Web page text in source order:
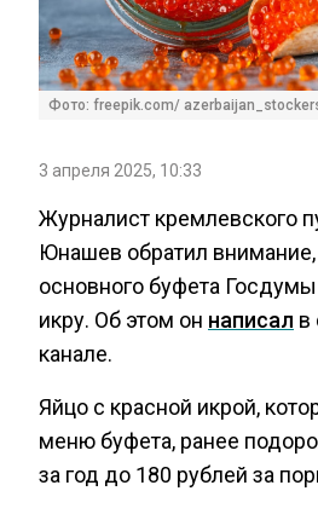
Фото: freepik.com/
3 апреля 2025, 10:33
Журналист кремлевского
Юнашев обратил
основного буфета
икру. Об этом он написал в
канале.
Яйцо с красной икрой,
меню буфета, ранее
за год до 180 рублей за